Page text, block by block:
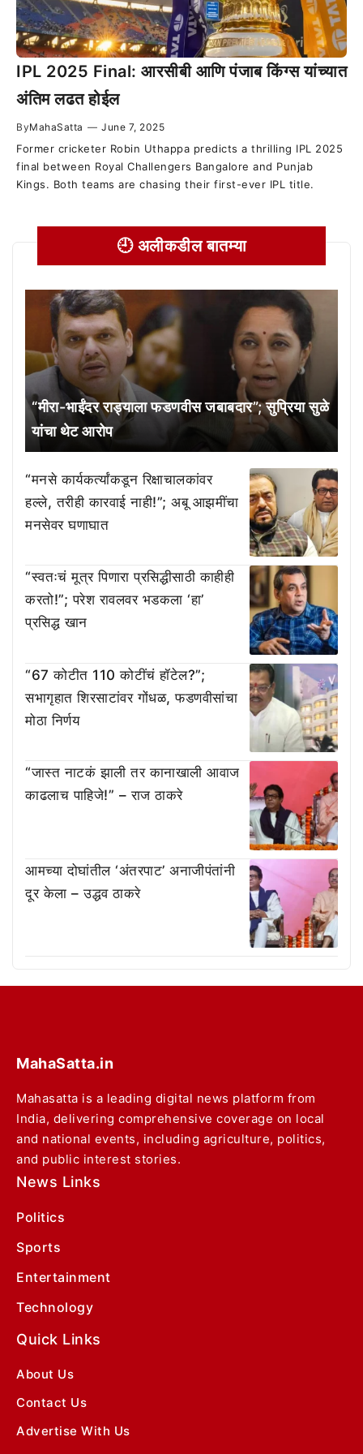
IPL 2025 Final: आरसीबी आणि पंजाब किंग्स यांच्यात
अंतिम लढत होईल
ByMahaSatta — June 7, 2025
Former cricketer Robin Uthappa predicts a thrilling IPL 2025
final between Royal Challengers Bangalore and Punjab
Kings. Both teams are chasing their first-ever IPL title.
🕘 अलीकडील बातम्या
“मीरा-भाईंदर राड्याला फडणवीस जबाबदार”; सुप्रिया सुळे
यांचा थेट आरोप
“मनसे कार्यकर्त्यांकडून रिक्षाचालकांवर
हल्ले, तरीही कारवाई नाही!”; अबू आझमींचा
मनसेवर घणाघात
“स्वतःचं मूत्र पिणारा प्रसिद्धीसाठी काहीही
करतो!”; परेश रावलवर भडकला ‘हा’
प्रसिद्ध खान
“67 कोटीत 110 कोटींचं हॉटेल?”;
सभागृहात शिरसाटांवर गोंधळ, फडणवीसांचा
मोठा निर्णय
“जास्त नाटकं झाली तर कानाखाली आवाज
काढलाच पाहिजे!” – राज ठाकरे
आमच्या दोघांतील ‘अंतरपाट’ अनाजीपंतांनी
दूर केला – उद्धव ठाकरे
MahaSatta.in
Mahasatta is a leading digital news platform from
India, delivering comprehensive coverage on local
and national events, including agriculture, politics,
and public interest stories.
News Links
Politics
Sports
Entertainment
Technology
Quick Links
About Us
Contact Us
Advertise With Us